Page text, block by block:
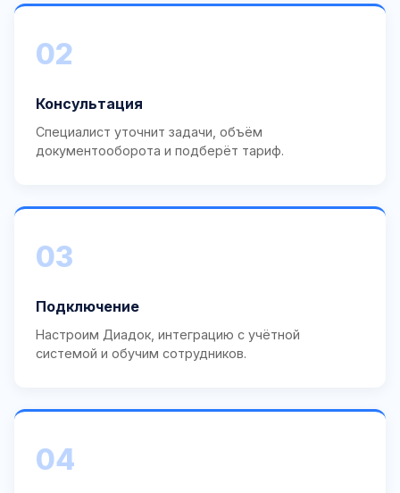
02
Консультация
Специалист уточнит задачи, объём
документооборота и подберёт тариф.
03
Подключение
Настроим Диадок, интеграцию с учётной
системой и обучим сотрудников.
04